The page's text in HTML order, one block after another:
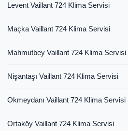
Levent Vaillant 724 Klima Servisi
Maçka Vaillant 724 Klima Servisi
Mahmutbey Vaillant 724 Klima Servisi
Nişantaşı Vaillant 724 Klima Servisi
Okmeydanı Vaillant 724 Klima Servisi
Ortaköy Vaillant 724 Klima Servisi